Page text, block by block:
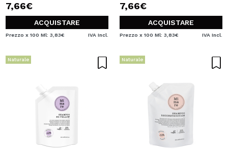
7,66€
ACQUISTARE
Prezzo x 100 Ml: 3,83€ IVA Incl.
7,66€
ACQUISTARE
Prezzo x 100 Ml: 3,83€ IVA Incl.
Naturale Naturale